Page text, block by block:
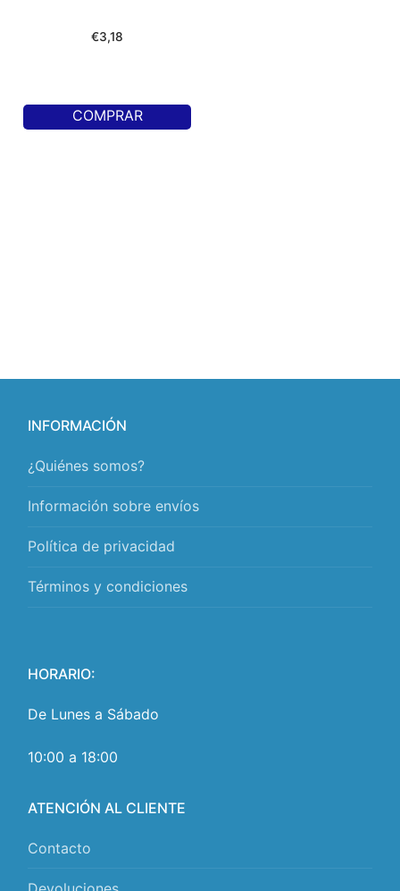
€3,18
COMPRAR
INFORMACIÓN
¿Quiénes somos?
Información sobre envíos
Política de privacidad
Términos y condiciones
HORARIO:
De Lunes a Sábado
10:00 a 18:00
ATENCIÓN AL CLIENTE
Contacto